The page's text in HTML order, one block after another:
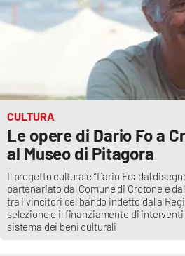
SPECIALI
Buona Sanità Calabria
CALABRIAVISIONE
Destinazioni
Eventi
Food
Storie
CULTURA
Le opere di Dario Fo a
al Museo di Pitagora
Il progetto culturale “Dario Fo: dal
partenariato dal Comune di Crotone e
tra i vincitori del bando indetto dalla
selezione e il finanziamento di
sistema dei beni culturali